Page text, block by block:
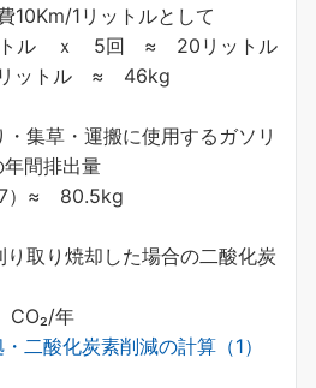
1リットルとして
ｘ 5回 ≈ 20リットル
トル ≈ 46kg
・集草・運搬に使用するガソリ
間排出量
）≈ 80.5kg
り取り焼却した場合の二酸化炭
年
二酸化炭素削減の計算（1）